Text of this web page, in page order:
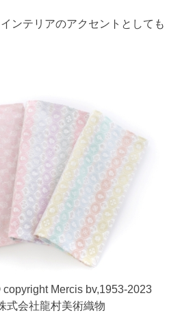
ンテリアのアクセントとしても
copyright Mercis bv,1953-2023
会社龍村美術織物